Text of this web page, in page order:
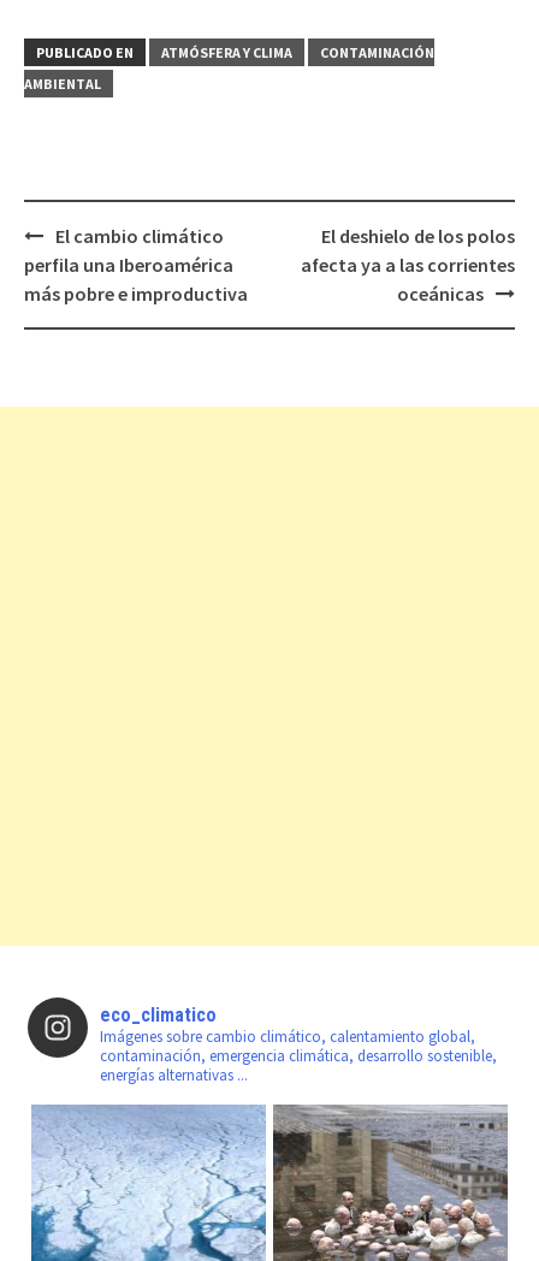
PUBLICADO EN ATMÓSFERA Y CLIMA
CONTAMINACIÓN
AMBIENTAL
Navegación
de
entradas
El cambio climático
perfila una Iberoamérica
más pobre e improductiva
El deshielo de los polos
afecta ya a las corrientes
oceánicas
eco_climatico
Imágenes sobre cambio climático, calentamiento global,
contaminación, emergencia climática, desarrollo sostenible,
energías alternativas ...